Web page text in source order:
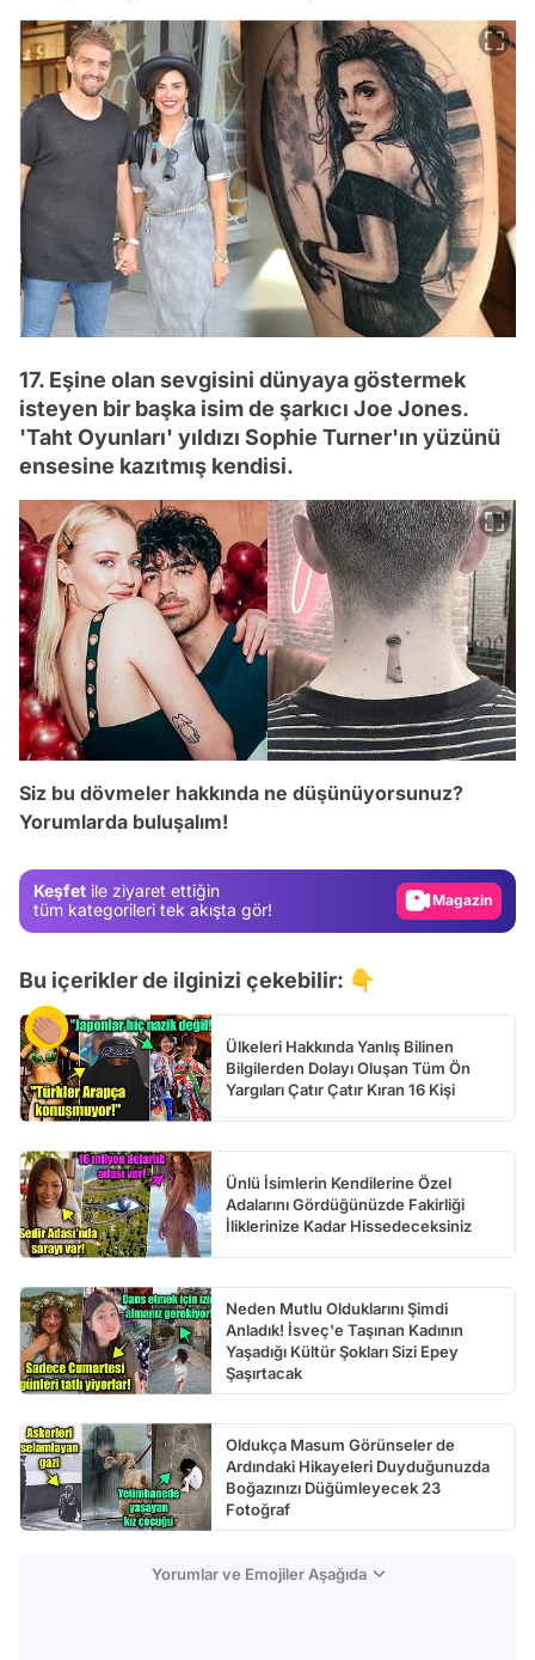
17. Eşine olan sevgisini dünyaya göstermek
isteyen bir başka isim de şarkıcı Joe Jones.
'Taht Oyunları' yıldızı Sophie Turner'ın yüzünü
ensesine kazıtmış kendisi.
Siz bu dövmeler hakkında ne düşünüyorsunuz?
Yorumlarda buluşalım!
Keşfet ile ziyaret ettiğin
tüm kategorileri tek akışta gör!
Video
Video
Bu içerikler de ilginizi çekebilir: 👇
Ülkeleri Hakkında Yanlış Bilinen
Bilgilerden Dolayı Oluşan Tüm Ön
Yargıları Çatır Çatır Kıran 16 Kişi
Ünlü İsimlerin Kendilerine Özel
Adalarını Gördüğünüzde Fakirliği
İliklerinize Kadar Hissedeceksiniz
Neden Mutlu Olduklarını Şimdi
Anladık! İsveç'e Taşınan Kadının
Yaşadığı Kültür Şokları Sizi Epey
Şaşırtacak
Oldukça Masum Görünseler de
Ardındaki Hikayeleri Duyduğunuzda
Boğazınızı Düğümleyecek 23
Fotoğraf
Yorumlar ve Emojiler Aşağıda